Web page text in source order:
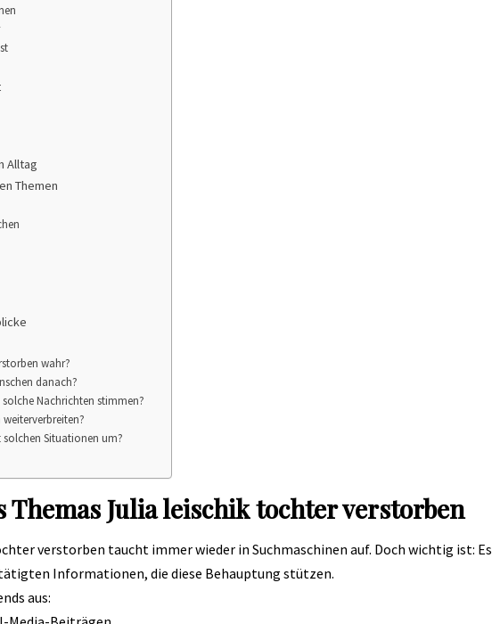
Alltag
Themen
wahr?
danach?
Nachrichten stimmen?
Situationen um?
Themas Julia leischik tochter verstorben
verstorben taucht immer wieder in Suchmaschinen auf. Doch wichtig ist: Es
Informationen, die diese Behauptung stützen.
aus: